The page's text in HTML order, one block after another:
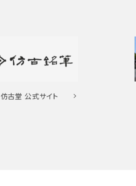
仿古堂 公式サイト